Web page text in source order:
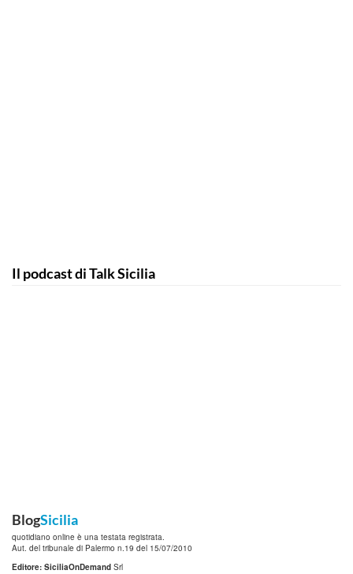
Il podcast di Talk Sicilia
BlogSicilia
quotidiano online è una testata registrata.
Aut. del tribunale di Palermo n.19 del 15/07/2010
Editore: SiciliaOnDemand Srl